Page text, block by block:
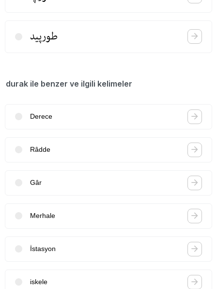
طورپید
durak ile benzer ve ilgili kelimeler
Derece
Râdde
Gâr
Merhale
İstasyon
iskele